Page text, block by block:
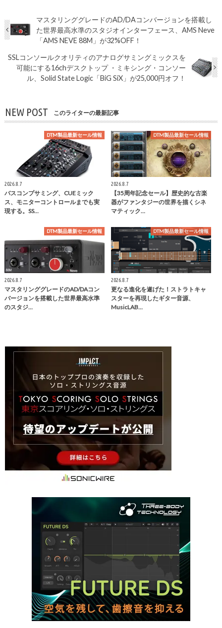
マスタリンググレードのAD/DAコンバージョンを搭載し
た世界最高水準のスタジオインターフェース、AMS Neve
「AMS NEVE 88M」が32%OFF！
SSLコンソールクオリティのアナログサミングミックスを
可能にする16chデスクトップ ・ミキシング・コンソー
ル、Solid State Logic「BiG SiX」が25,000円オフ！
NEW POST このライターの最新記事
DTM製品最新セール情報
2026.8.7
バスコンプサミング、CUEミック
ス、モニターコントロールまでも実
現する。SS…
DTM製品最新セール情報
2026.8.7
【35周年記念セール】歴史的な古楽
器がファンタジーの世界を描くシネ
マティック…
DTM製品最新セール情報
2026.8.7
マスタリンググレードのAD/DAコン
バージョンを搭載した世界最高水準
のスタジ…
DTM製品最新セール情報
2026.8.7
更なる進化を遂げた！ストラトキャ
スターを再現したギター音源、
MusicLAB…